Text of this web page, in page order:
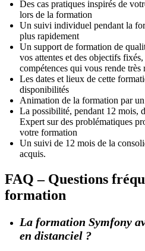
Des cas pratiques inspirés de
lors de la formation
Un suivi individuel pendant la
plus rapidement
Un support de formation de
vos attentes et des objectifs
compétences qui vous rende
Les dates et lieux de cette
disponibilités
Animation de la formation par
La possibilité, pendant 12 mois,
Expert sur des problématiques
votre formation
Un suivi de 12 mois de la
acquis.
FAQ – Questions
formation
La formation Symfony
en distanciel ?